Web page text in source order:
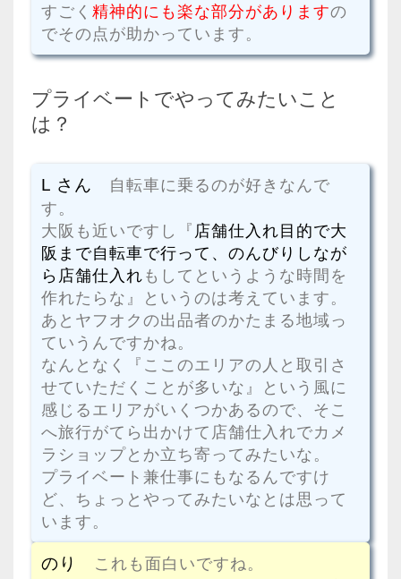
すごく 精神的にも楽な部分がありますの
でその点が助かっています。
プライベートでやってみたいこと
は？
L さん 自転車に乗るのが好きなんで
す。
大阪も近いですし『 店舗仕入れ目的で大
阪まで自転車で行って、のんびりしなが
ら店舗仕入れもしてというような時間を
作れたらな』というのは考えています。
あとヤフオクの出品者のかたまる地域っ
ていうんですかね。
なんとなく『ここのエリアの人と取引さ
せていただくことが多いな』という風に
感じるエリアがいくつかあるので、そこ
へ旅行がてら出かけて店舗仕入れでカメ
ラショップとか立ち寄ってみたいな。
プライベート兼仕事にもなるんですけ
ど、ちょっとやってみたいなとは思って
います。
のり
これも面白いですね。